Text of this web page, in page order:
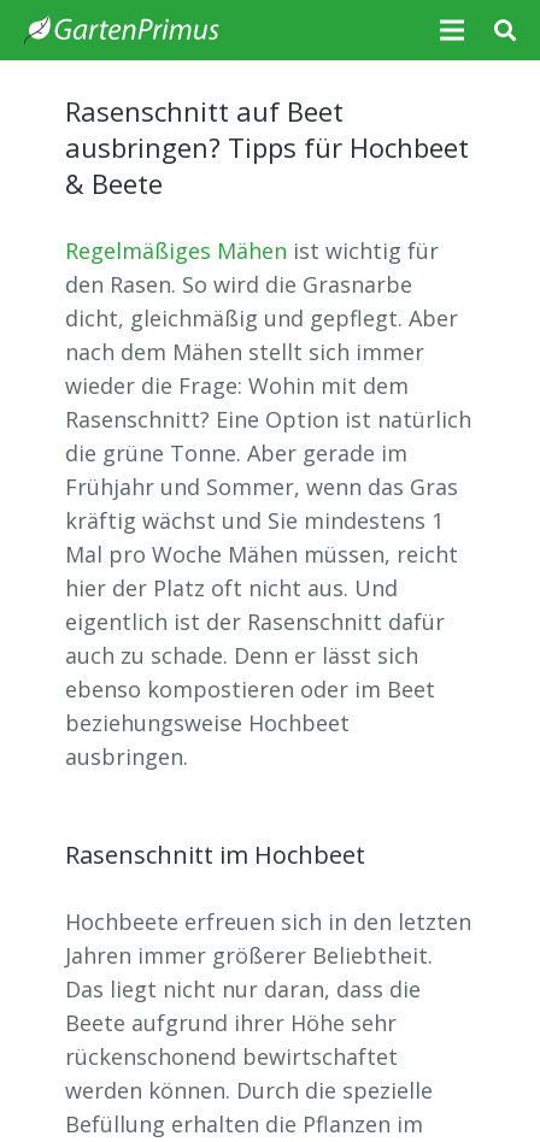
Rasenschnitt auf Beet
ausbringen? Tipps für Hochbeet
& Beete
Regelmäßiges Mähen ist wichtig für
den Rasen. So wird die Grasnarbe
dicht, gleichmäßig und gepflegt. Aber
nach dem Mähen stellt sich immer
wieder die Frage: Wohin mit dem
Rasenschnitt? Eine Option ist natürlich
die grüne Tonne. Aber gerade im
Frühjahr und Sommer, wenn das Gras
kräftig wächst und Sie mindestens 1
Mal pro Woche Mähen müssen, reicht
hier der Platz oft nicht aus. Und
eigentlich ist der Rasenschnitt dafür
auch zu schade. Denn er lässt sich
ebenso kompostieren oder im Beet
beziehungsweise Hochbeet
ausbringen.
Rasenschnitt im Hochbeet
Hochbeete erfreuen sich in den letzten
Jahren immer größerer Beliebtheit.
Das liegt nicht nur daran, dass die
Beete aufgrund ihrer Höhe sehr
rückenschonend bewirtschaftet
werden können. Durch die spezielle
Befüllung erhalten die Pflanzen im